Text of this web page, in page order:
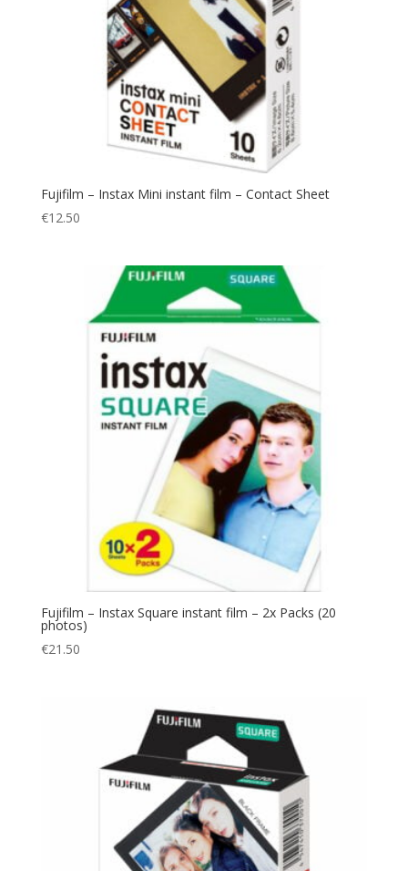
Fujifilm – Instax Mini instant film – Contact Sheet
€12.50
Fujifilm – Instax Square instant film – 2x Packs (20
photos)
€21.50